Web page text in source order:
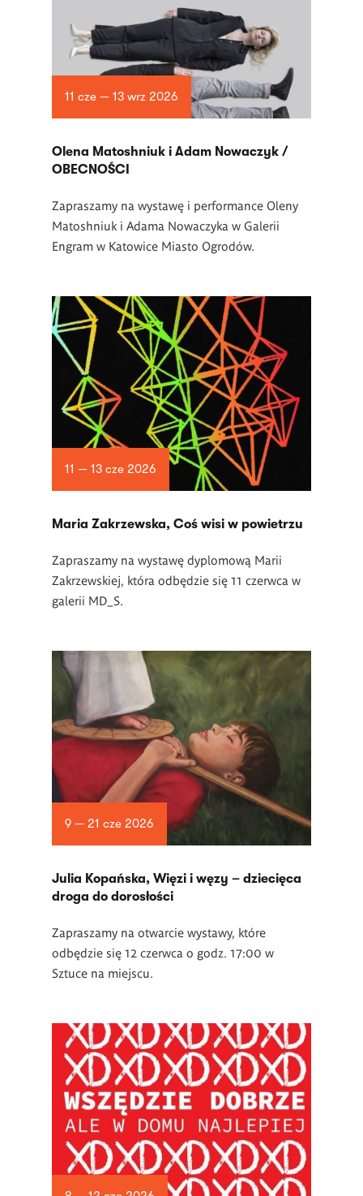
11 cze — 13 wrz 2026
Olena Matoshniuk i Adam Nowaczyk /
OBECNOŚCI
Zapraszamy na wystawę i performance Oleny
Matoshniuk i Adama Nowaczyka w Galerii
Engram w Katowice Miasto Ogrodów.
11 — 13 cze 2026
Maria Zakrzewska, Coś wisi w powietrzu
Zapraszamy na wystawę dyplomową Marii
Zakrzewskiej, która odbędzie się 11 czerwca w
galerii MD_S.
9 — 21 cze 2026
Julia Kopańska, Więzi i węzy – dziecięca
droga do dorosłości
Zapraszamy na otwarcie wystawy, które
odbędzie się 12 czerwca o godz. 17:00 w
Sztuce na miejscu.